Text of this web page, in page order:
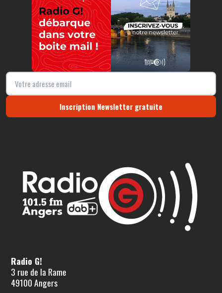
Inscription Newsletter gratuite
Radio G!
3 rue de la Rame
49100 Angers